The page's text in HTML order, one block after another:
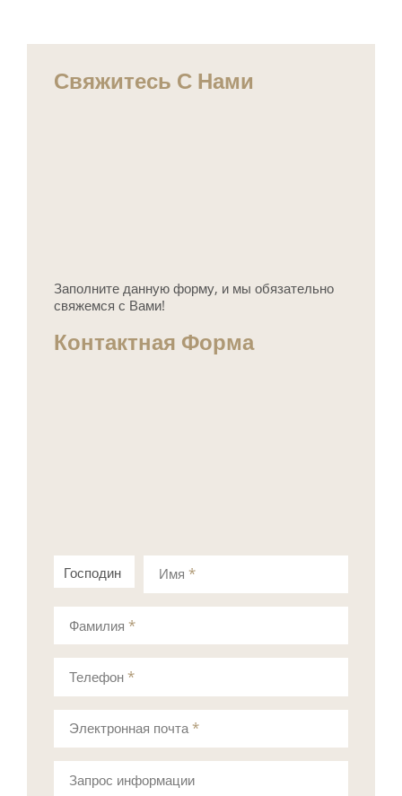
Свяжитесь С Нами
Заполните данную форму, и мы обязательно
свяжемся с Вами!
Контактная Форма
Господин Госпожа
Имя *
Телефон *
Запрос информации
Фамилия *
Электронная почта*